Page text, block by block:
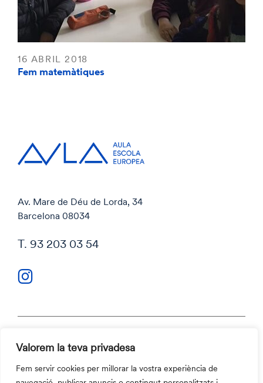
Valorem la teva privadesa
Fem servir cookies per millorar la vostra experiència de
16 ABRIL 2018
Fem matemàtiques
Av. Mare de Déu de Lorda, 34
Barcelona 08034
T. 93 203 03 54
Política de privacitat
Política de cookies
Codi ètic i Canal ètic